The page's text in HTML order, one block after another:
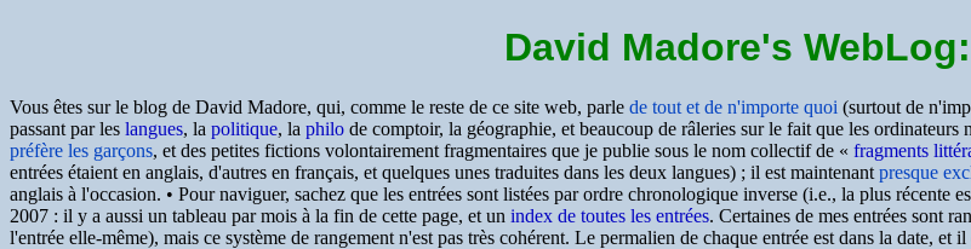
David Madore's
Vous êtes sur le blog de David Madore, qui, comme le reste de ce site web, parle de tout et de n'importe quoi (surtout de
passant par les langues, la politique, la philo de comptoir, la géographie, et beaucoup de râleries sur le fait que les
préfère les garçons, et des petites fictions volontairement fragmentaires que je publie sous le nom collectif de fragments
entrées étaient en anglais, d'autres en français, et quelques unes traduites dans les deux langues) ; il est maintenant presque
anglais à l'occasion. • Pour naviguer, sachez que les entrées sont listées par ordre chronologique inverse (i.e., la plus récente
2007 : il y a aussi un tableau par mois à la fin de cette page, et un index de toutes les entrées. Certaines de mes entrées sont
l'entrée elle-même), mais ce système de rangement n'est pas très cohérent. Le permalien de chaque entrée est dans la date, et